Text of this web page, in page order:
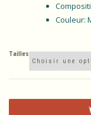
Couleur:
Tailles